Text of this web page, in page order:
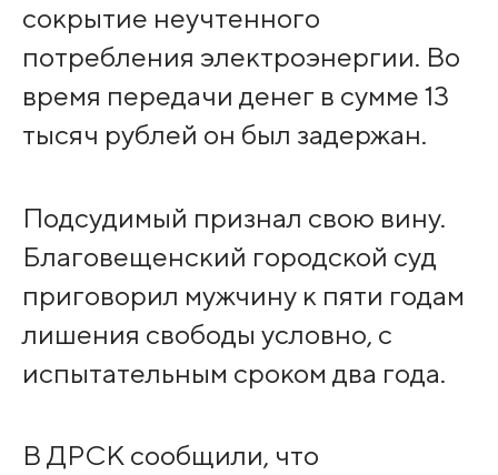
сокрытие неучтенного
потребления электроэнергии. Во
время передачи денег в сумме 13
тысяч рублей он был задержан.
Подсудимый признал свою вину.
Благовещенский городской суд
приговорил мужчину к пяти годам
лишения свободы условно, с
испытательным сроком два года.
В ДРСК сообщили, что